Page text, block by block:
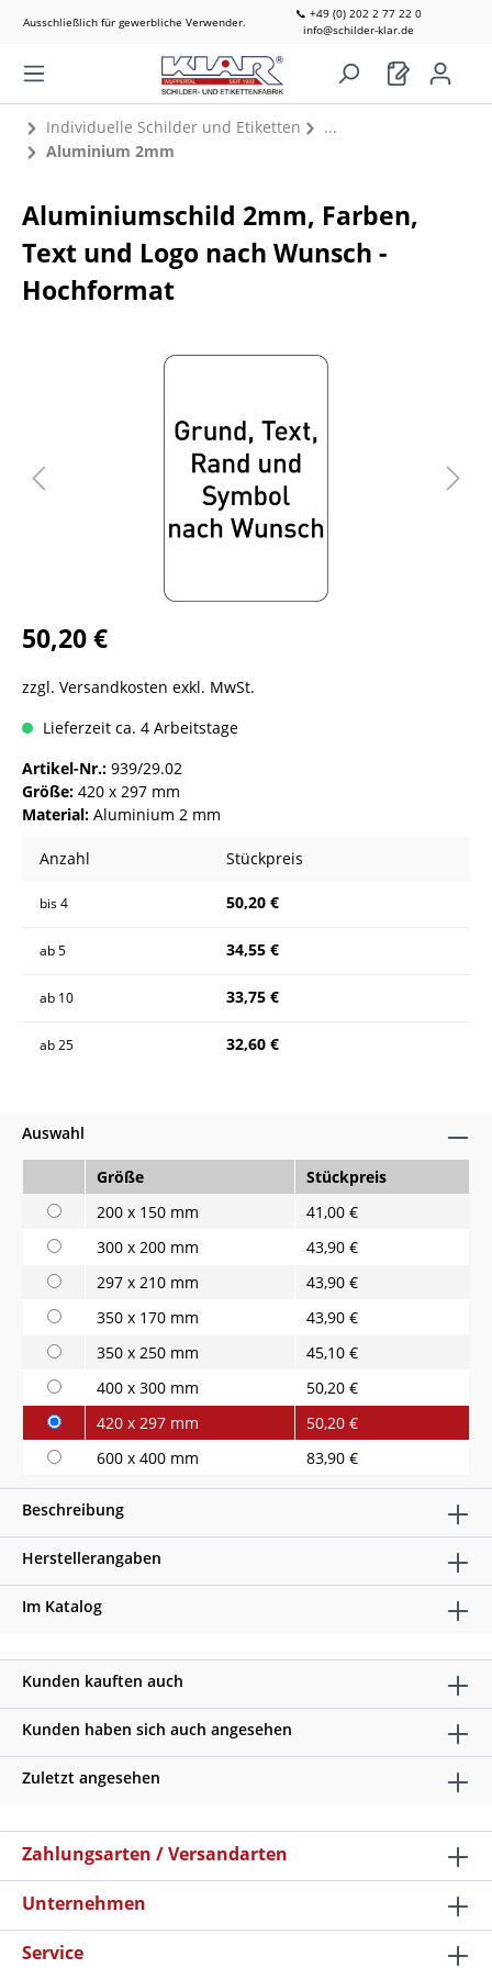
Ausschließlich für gewerbliche Verwender.
📞 +49 (0) 202 2 77 22 0
info@schilder-klar.de
Individuelle Schilder und Etiketten
Aluminium 2mm
Aluminiumschild 2mm, Farben,
Text und Logo nach Wunsch -
Hochformat
50,20 €
zzgl. Versandkosten exkl. MwSt.
Lieferzeit ca. 4 Arbeitstage
Artikel-Nr.: 939/29.02
Größe: 420 x 297 mm
Material: Aluminium 2 mm
Anzahl Stückpreis
bis4 50,20 €
ab5 34,55 €
ab 10 33,75 €
ab25 32,60 €
Auswahl
Größe
Stückpreis
200 x 150 mm
41,00 €
300 x 200 mm
43,90 €
297 x 210 mm
43,90 €
350 x 170 mm
43,90 €
350 x 250 mm
45,10 €
400 x 300 mm
50,20 €
420 x 297 mm
50,20 €
600 x 400 mm
83,90 €
Beschreibung
Herstellerangaben
Im Katalog
Kunden kauften auch
Kunden haben sich auch angesehen
Zuletzt angesehen
Zahlungsarten / Versandarten
Unternehmen
Service